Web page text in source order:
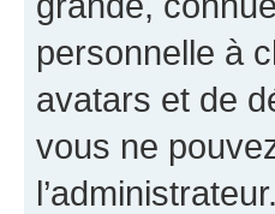
personnelle à
avatars et de
vous ne